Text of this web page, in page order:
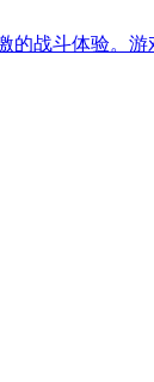
战斗体验。游